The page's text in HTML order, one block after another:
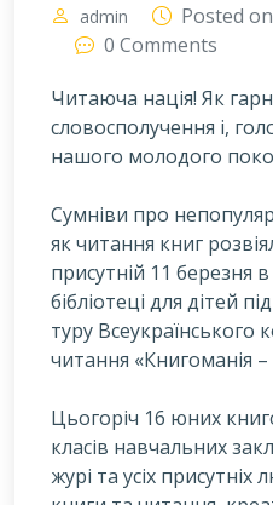
admin Posted on
0 Comments
Читаюча нація! Як
словосполучення і,
нашого молодого
Сумніви про
як читання книг
присутній 11 березня
бібліотеці для дітей
туру Всеукраїнського
читання «Книгоманія –
Цьогоріч 16 юних
класів навчальних
журі та усіх